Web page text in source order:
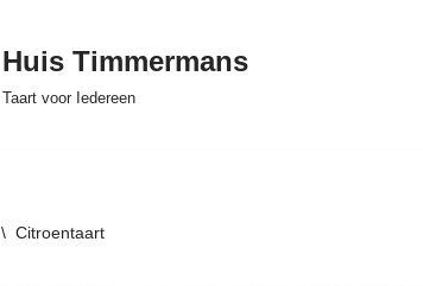
Huis Timmermans
Taart voor Iedereen
\ Citroentaart